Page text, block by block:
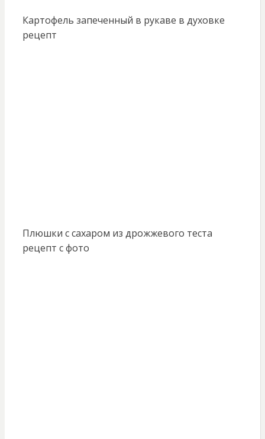
Картофель запеченный в рукаве в духовке
рецепт
Плюшки с сахаром из дрожжевого теста
рецепт с фото